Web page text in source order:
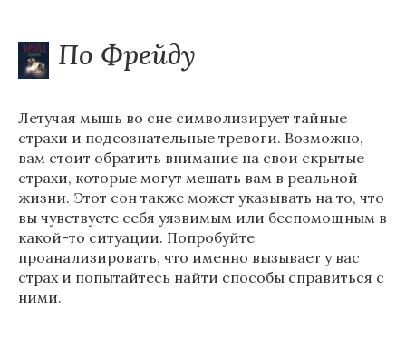
По Фрейду
Летучая мышь во сне символизирует тайные
страхи и подсознательные тревоги. Возможно,
вам стоит обратить внимание на свои скрытые
страхи, которые могут мешать вам в реальной
жизни. Этот сон также может указывать на то, что
вы чувствуете себя уязвимым или беспомощным в
какой-то ситуации. Попробуйте
проанализировать, что именно вызывает у вас
страх и попытайтесь найти способы справиться с
ними.